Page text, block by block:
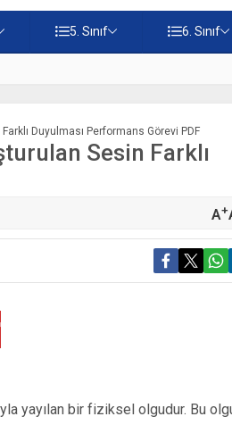
5. Sınıf 6. Sınıf
Duyulması Performans Görevi PDF
Sesin Farklı
A+
yayılan bir fiziksel olgudur. Bu